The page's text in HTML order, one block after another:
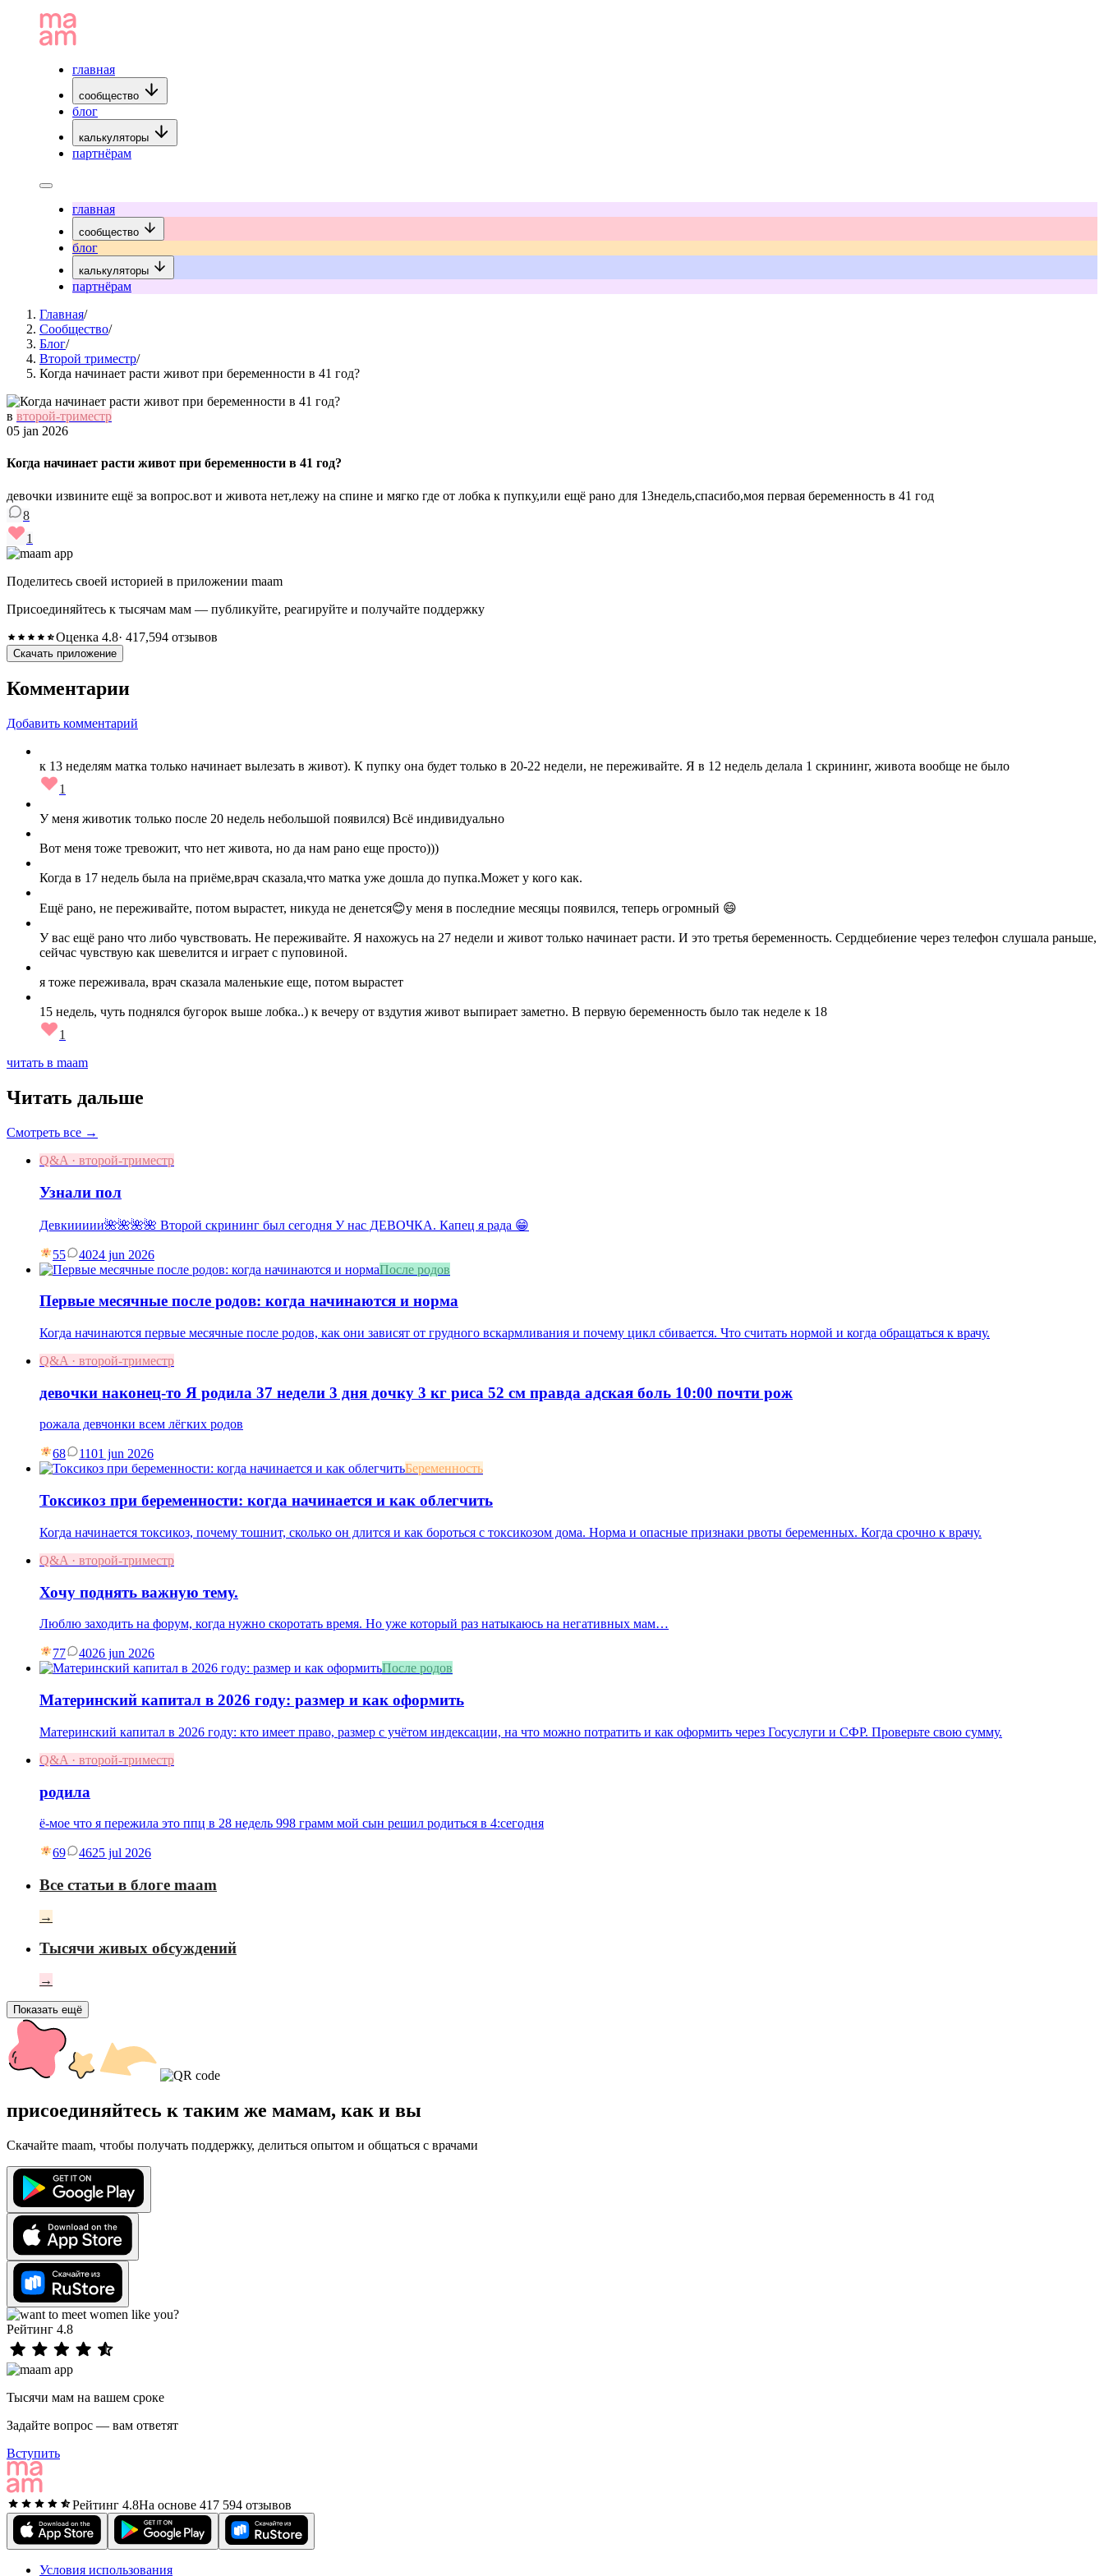
главная
сообщество
блог
калькуляторы
партнёрам
главная
сообщество
блог
калькуляторы
партнёрам
Главная/
Сообщество/
Блог/
Второй триместр/
Когда начинает расти живот при беременности в 41 год?
в второй-триместр
05 jan 2026
Когда начинает расти живот при беременности в 41 год?
девочки извините ещё за вопрос.вот и живота нет,лежу на спине и мягко где от лобка к пупку,или ещё рано для 13недель,спасибо,моя первая беременность в 41 год
8
1
Поделитесь своей историей в приложении maam
Присоединяйтесь к тысячам мам — публикуйте, реагируйте и получайте поддержку
Оценка 4.8· 417,594 отзывов
Скачать приложение
Комментарии
Добавить комментарий
к 13 неделям матка только начинает вылезать в живот). К пупку она будет только в 20-22 недели, не переживайте. Я в 12 недель делала 1 скрининг, живота вообще не было
1
У меня животик только после 20 недель небольшой появился) Всё индивидуально
Вот меня тоже тревожит, что нет живота, но да нам рано еще просто)))
Когда в 17 недель была на приёме,врач сказала,что матка уже дошла до пупка.Может у кого как.
Ещё рано, не переживайте, потом вырастет, никуда не денется😊у меня в последние месяцы появился, теперь огромный 😄
У вас ещё рано что либо чувствовать. Не переживайте. Я нахожусь на 27 недели и живот только начинает расти. И это третья беременность. Сердцебиение через телефон слушала раньше,
сейчас чувствую как шевелится и играет с пуповиной.
я тоже переживала, врач сказала маленькие еще, потом вырастет
15 недель, чуть поднялся бугорок выше лобка..) к вечеру от вздутия живот выпирает заметно. В первую беременность было так неделе к 18
1
читать в maam
Читать дальше
Смотреть все →
Q&A · второй-триместр
Узнали пол
Девкиииии🌺🌺🌺🌺 Второй скрининг был сегодня У нас ДЕВОЧКА. Капец я рада 😁
55 4024 jun 2026
После родов
Первые месячные после родов: когда начинаются и норма
Когда начинаются первые месячные после родов, как они зависят от грудного вскармливания и почему цикл сбивается. Что считать нормой и когда обращаться к врачу.
Q&A · второй-триместр
девочки наконец-то Я родила 37 недели 3 дня дочку 3 кг риса 52 см правда адская боль 10:00 почти рож
рожала девчонки всем лёгких родов
68 1101 jun 2026
Беременность
Токсикоз при беременности: когда начинается и как облегчить
Когда начинается токсикоз, почему тошнит, сколько он длится и как бороться с токсикозом дома. Норма и опасные признаки рвоты беременных. Когда срочно к врачу.
Q&A · второй-триместр
Хочу поднять важную тему.
Люблю заходить на форум, когда нужно скоротать время. Но уже который раз натыкаюсь на негативных мам…
77 4026 jun 2026
После родов
Материнский капитал в 2026 году: размер и как оформить
Материнский капитал в 2026 году: кто имеет право, размер с учётом индексации, на что можно потратить и как оформить через Госуслуги и СФР. Проверьте свою сумму.
Q&A · второй-триместр
родила
ё-мое что я пережила это ппц в 28 недель 998 грамм мой сын решил родиться в 4:сегодня
69 4625 jul 2026
Все статьи в блоге maam
→
Тысячи живых обсуждений
→
Показать ещё
присоединяйтесь к таким же мамам, как и вы
Скачайте maam, чтобы получать поддержку, делиться опытом и общаться с врачами
Рейтинг 4.8
Тысячи мам на вашем сроке
Задайте вопрос — вам ответят
Вступить
Рейтинг 4.8На основе 417 594 отзывов
Условия использования